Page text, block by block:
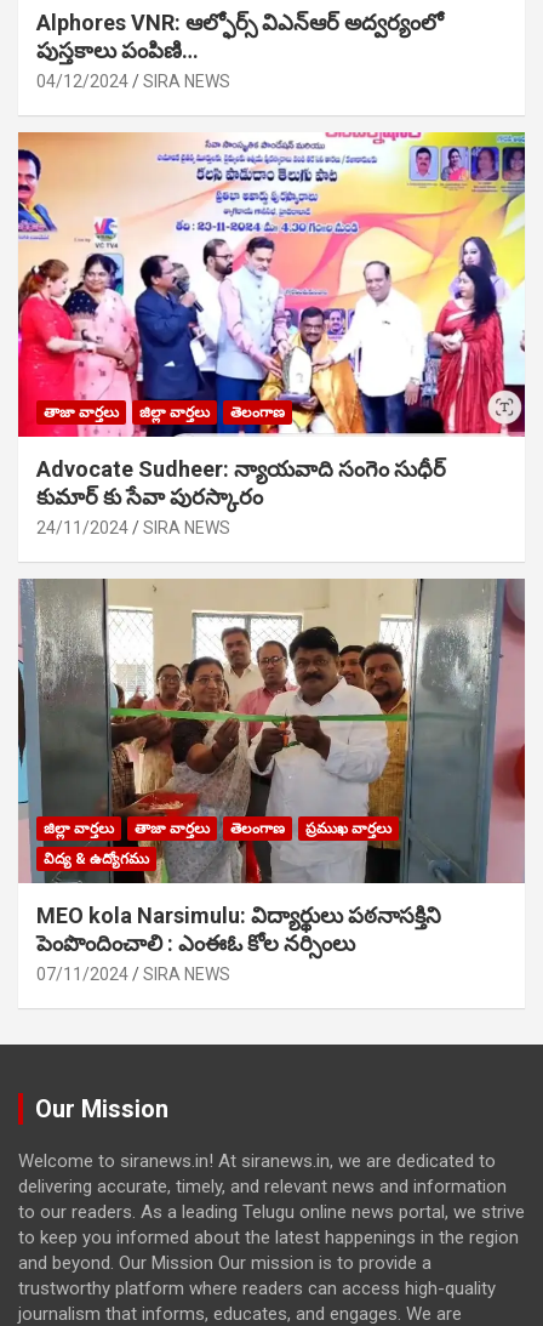
Alphores VNR: ఆల్ఫోర్స్ విఎన్ఆర్ అద్వర్యంలో
పుస్తకాలు పంపిణి…
04/12/2024 SIRA NEWS
తాజా వార్తలు జిల్లా వార్తలు తెలంగాణ
Advocate Sudheer: న్యాయవాది సంగెం సుధీర్
కుమార్ కు సేవా పురస్కారం
24/11/2024 SIRA NEWS
జిల్లా వార్తలు తాజా వార్తలు తెలంగాణ
ప్రముఖ వార్తలు
విద్య & ఉద్యోగము
MEO kola Narsimulu: విద్యార్థులు పఠ‌నాసక్తిని
పెంపొందించాలి : ఎంఈఓ కోల నర్సింలు
07/11/2024 SIRA NEWS
Our Mission
Welcome to siranews.in! At siranews.in, we are dedicated to
delivering accurate, timely, and relevant news and information
to our readers. As a leading Telugu online news portal, we strive
to keep you informed about the latest happenings in the region
and beyond. Our Mission Our mission is to provide a
trustworthy platform where readers can access high-quality
journalism that informs, educates, and engages. We are